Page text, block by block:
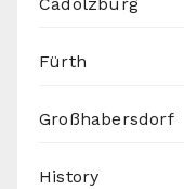
Fürth
Großhabersdorf
History